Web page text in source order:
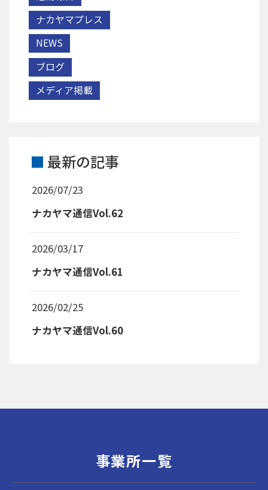
ナカヤマプレス
NEWS
ブログ
メディア掲載
最新の記事
2026/07/23
ナカヤマ通信Vol.62
2026/03/17
ナカヤマ通信Vol.61
2026/02/25
ナカヤマ通信Vol.60
事業所一覧